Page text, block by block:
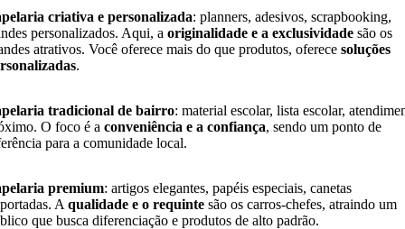
criativa e personalizada: planners, adesivos, scrapbooking,
personalizados. Aqui, a originalidade e a exclusividade são os
atrativos. Você oferece mais do que produtos, oferece soluções
.
tradicional de bairro: material escolar, lista escolar,
O foco é a conveniência e a confiança, sendo um ponto de
para a comunidade local.
premium: artigos elegantes, papéis especiais, canetas
A qualidade e o requinte são os carros-chefes, atraindo um
que busca diferenciação e produtos de alto padrão.